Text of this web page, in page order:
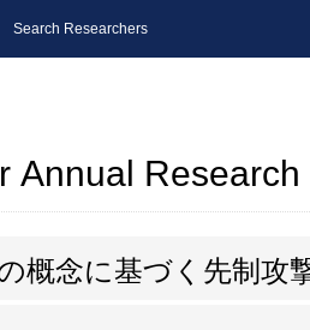
Search Researchers
Annual
概念に基づく先制